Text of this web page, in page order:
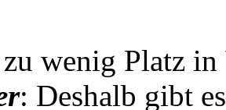
wenig Platz in
: Deshalb gibt